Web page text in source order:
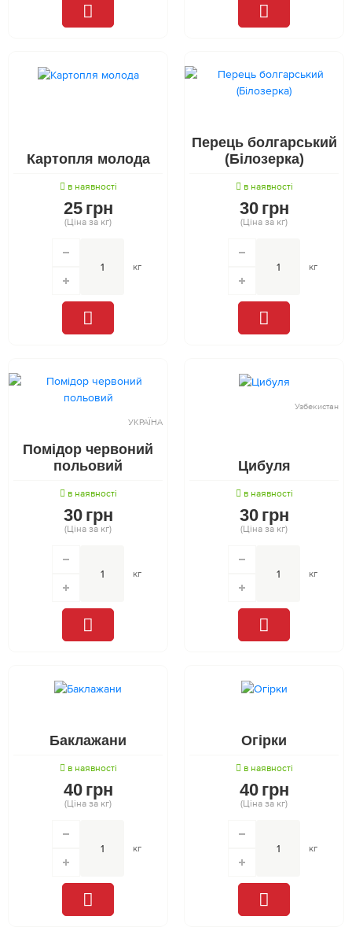
Картопля молода
в наявності
25 грн
(Ціна за кг)
кг
Перець болгарський
(Білозерка)
в наявності
30 грн
(Ціна за кг)
кг
УКРАЇНА
Помідор червоний
польовий
в наявності
30 грн
(Ціна за кг)
кг
Узбекистан
Цибуля
в наявності
30 грн
(Ціна за кг)
кг
Баклажани
в наявності
40 грн
(Ціна за кг)
кг
Огірки
в наявності
40 грн
(Ціна за кг)
кг